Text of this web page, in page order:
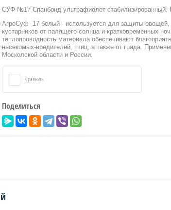
СУФ №17-Спанбонд ультрафиолет стабилизированный.
АгроСуф 17 белый - используется для защиты овощей,
кустарников от палящего солнца и кратковременных
теплопроводность материала обеспечивают
насекомых-вредителей, птиц, а также от града.
Москолской области и России.
Сравнить
Поделиться